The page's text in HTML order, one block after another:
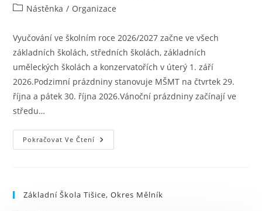
Nástěnka / Organizace
Vyučování ve školním roce 2026/2027 začne ve všech
základních školách, středních školách, základních
uměleckých školách a konzervatořích v úterý 1. září
2026.Podzimní prázdniny stanovuje MŠMT na čtvrtek 29.
října a pátek 30. října 2026.Vánoční prázdniny začínají ve
středu…
Pokračovat Ve Čtení
Základní Škola Tišice, Okres Mělník